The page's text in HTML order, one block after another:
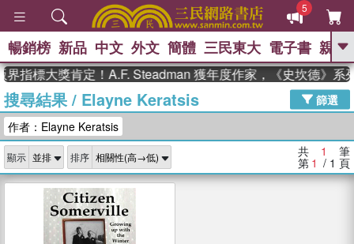
5
GO
熱搜： 東野圭吾 高希均教授回憶錄
、 The Odyssey 、 父親節 、 如果歷
獎 臺灣漫遊錄 、 方念華 、 台灣的李
登輝時代
數學女孩：黎曼猜想 、
偉大的迷走神經
暢銷榜 新品 中文 外文 簡體 三民東大 電子書 親子
指標大獎肯定！A.F. Steadman 獲年度作家，《史坎德》系
搜尋結果/ Elayne Keratsis
篩選
作者：Elayne Keratsis
顯示 排序 共 1 筆
第 1 / 1 頁